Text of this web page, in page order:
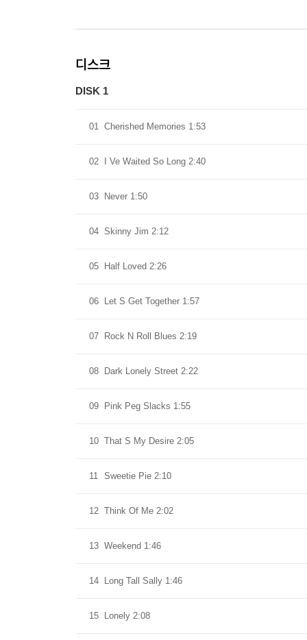
디스크
DISK 1
01 Cherished Memories 1:53
02 I Ve Waited So Long 2:40
03 Never 1:50
04 Skinny Jim 2:12
05 Half Loved 2:26
06 Let S Get Together 1:57
07 Rock N Roll Blues 2:19
08 Dark Lonely Street 2:22
09 Pink Peg Slacks 1:55
10 That S My Desire 2:05
11 Sweetie Pie 2:10
12 Think Of Me 2:02
13 Weekend 1:46
14 Long Tall Sally 1:46
15 Lonely 2:08